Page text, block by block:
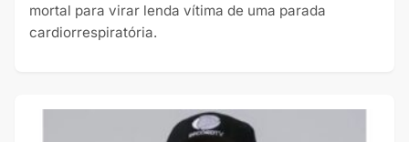
mortal para virar lenda vítima de uma parada
cardiorrespiratória.